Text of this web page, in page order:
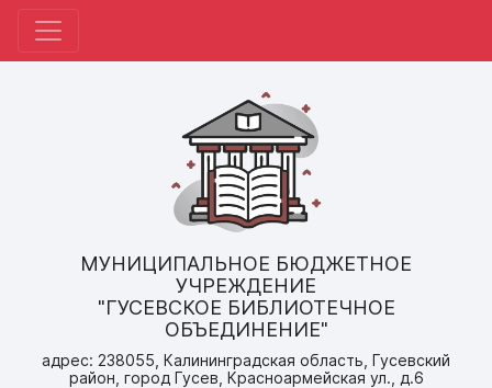
МУНИЦИПАЛЬНОЕ БЮДЖЕТНОЕ
УЧРЕЖДЕНИЕ
"ГУСЕВСКОЕ БИБЛИОТЕЧНОЕ
ОБЪЕДИНЕНИЕ"
адрес: 238055, Калининградская область, Гусевский
район, город Гусев, Красноармейская ул., д.6